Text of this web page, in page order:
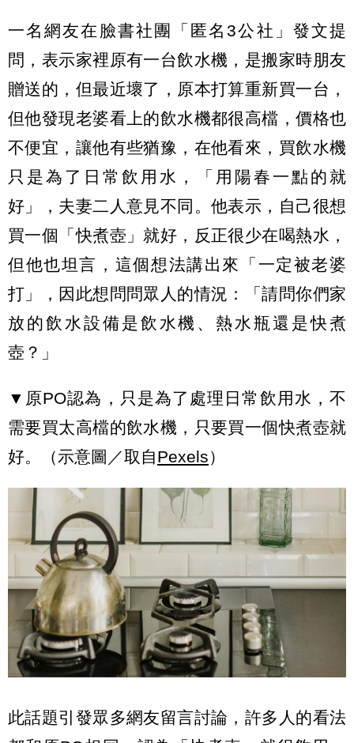
一名網友在臉書社團「匿名3公社」發文提
問，表示家裡原有一台飲水機，是搬家時朋友
贈送的，但最近壞了，原本打算重新買一台，
但他發現老婆看上的飲水機都很高檔，價格也
不便宜，讓他有些猶豫，在他看來，買飲水機
只是為了日常飲用水，「用陽春一點的就
好」，夫妻二人意見不同。他表示，自己很想
買一個「快煮壺」就好，反正很少在喝熱水，
但他也坦言，這個想法講出來「一定被老婆
打」，因此想問問眾人的情況：「請問你們家
放的飲水設備是飲水機、熱水瓶還是快煮
壺？」
▼原PO認為，只是為了處理日常飲用水，不
需要買太高檔的飲水機，只要買一個快煮壺就
好。（示意圖／取自Pexels）
此話題引發眾多網友留言討論，許多人的看法